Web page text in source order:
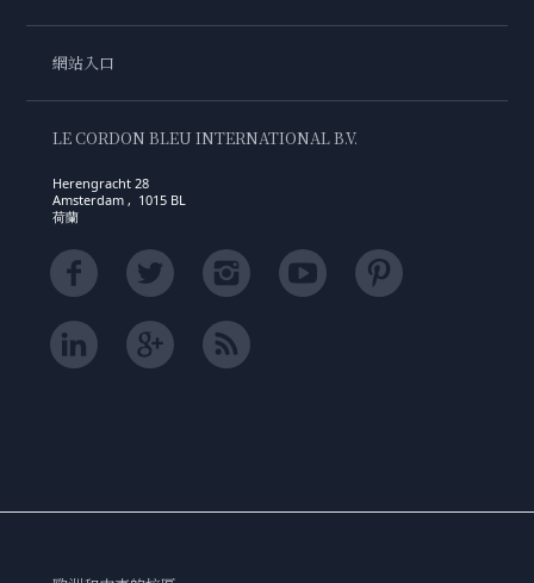
網站入口
LE CORDON BLEU INTERNATIONAL B.V.
Herengracht 28
Amsterdam , 1015 BL
荷蘭